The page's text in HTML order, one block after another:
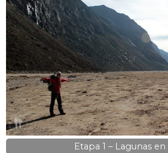
Etapa 1 – Lagunas en